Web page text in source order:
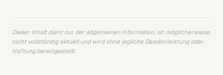
Dieser Inhalt dient nur der allgemeinen Information, ist möglicherweise
nicht vollständig aktuell und wird ohne jegliche Gewährleistung oder
Haftung bereitgestellt.